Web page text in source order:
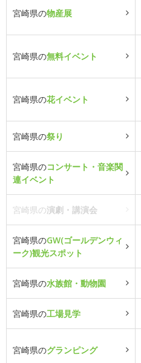
宮崎県の物産展
宮崎県の無料イベント
宮崎県の花イベント
宮崎県の祭り
宮崎県のコンサート・音楽関
連イベント
宮崎県の演劇・講演会
宮崎県のGW(ゴールデンウィ
ーク)観光スポット
宮崎県の水族館・動物園
宮崎県の工場見学
宮崎県のグランピング